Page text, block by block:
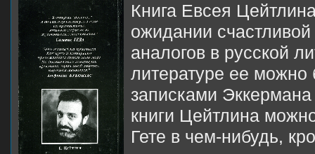
Книга Евсея
ожидании
аналогов в русской
литературе ее
записками
книги Цейтлина
Гете в чем-нибудь,